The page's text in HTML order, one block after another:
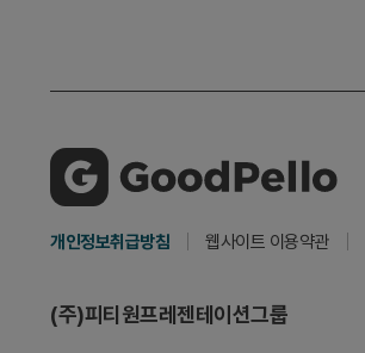
개인정보취급방침 웹사이트 이용약관
(주)피티원프레젠테이션그룹